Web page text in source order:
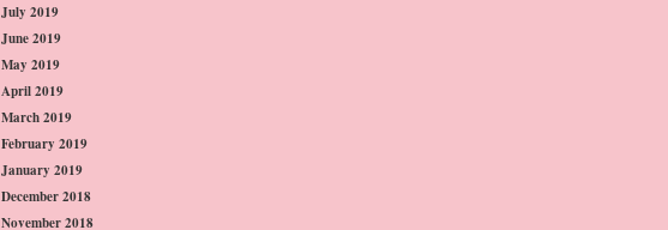
July 2019
June 2019
May 2019
April 2019
March 2019
February 2019
January 2019
December 2018
November 2018